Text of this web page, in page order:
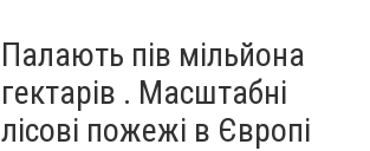
Палають пів мільйона
гектарів . Масштабні
лісові пожежі в Європі